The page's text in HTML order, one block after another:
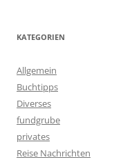
KATEGORIEN
Allgemein
Buchtipps
Diverses
fundgrube
privates
Reise Nachrichten